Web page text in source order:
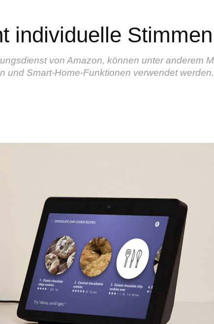
individuelle
von Amazon, können unter anderem
und Smart-Home-Funktionen verwendet werden.